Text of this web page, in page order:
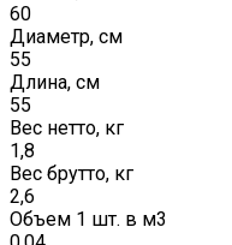
60
Диаметр, см
55
Длина, см
55
Вес нетто, кг
1,8
Вес брутто, кг
2,6
Объем 1 шт. в м3